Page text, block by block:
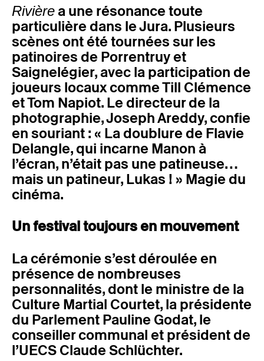
Rivièrea une résonance toute
particulière dans le Jura. Plusieurs
scènes ont été tournées sur les
patinoires de Porrentruy et
Saignelégier, avec la participation de
joueurs locaux comme Till Clémence
et Tom Napiot. Le directeur de la
photographie, Joseph Areddy, confie
en souriant : « La doublure de Flavie
Delangle, qui incarne Manon à
l’écran, n’était pas une patineuse…
mais un patineur, Lukas ! » Magie du
cinéma.
Un festival toujours en mouvement
La cérémonie s’est déroulée en
présence de nombreuses
personnalités, dont le ministre de la
Culture Martial Courtet, la présidente
du Parlement Pauline Godat, le
conseiller communal et président de
l’UECS Claude Schlüchter.